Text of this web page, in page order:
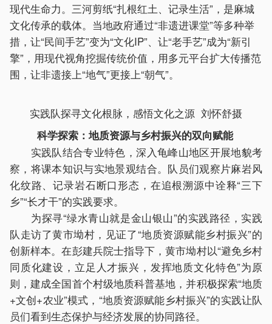
现代生命力。三河剪纸“扎根红土、记录生活”，是麻城
文化传承的载体。当地政府通过“非遗进课堂”等多种举
措，让“民间手艺”变为“文化IP”、让“老手艺”成为“新引
擎”，用现代视角挖掘传统价值，用多元平台扩大传播范
围，让非遗接上“地气”更接上“朝气”。
实践队探寻文化根脉，感悟文化之源 刘怀舒摄
科学探索：地质资源与乡村振兴的双向赋能
实践队结合专业特色，深入龟峰山地区开展地貌考
察，将课本知识与实地景观结合。队员们观察片麻岩风
化纹路、记录岩石断口形态，在追根溯源中诠释“三下
乡”“长才干”的实践要求。
为探寻“绿水青山就是金山银山”的实践路径，实践
队走访了黄市坳村，见证了“地质资源赋能乡村振兴”的
创新样本。在彭建兵院士指导下，黄市坳村以“避免乡村
同质化建设，立足人才振兴，发挥地质文化特色”为原
则，建成全国首个村级地质科普基地，并积极探索“地质
+文创+农业”模式，“地质资源赋能乡村振兴”的实践让队
员们看到生态保护与经济发展的协同路径。